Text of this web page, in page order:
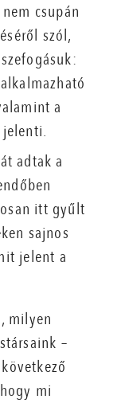
csupán
szól,
a
adtak a
itt gyűlt
sajnos
jelent a
milyen
–
mi